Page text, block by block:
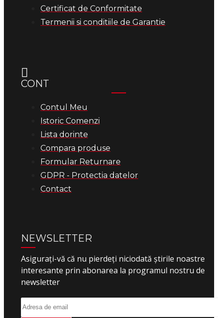
Certificat de Conformitate
Termenii si conditiile de Garantie
CONT
Contul Meu
Istoric Comenzi
Lista dorinte
Compara produse
Formular Returnare
GDPR - Protectia datelor
Contact
NEWSLETTER
Asigurați-vă că nu pierdeți niciodată știrile noastre
interesante prin abonarea la programul nostru de
newsletter